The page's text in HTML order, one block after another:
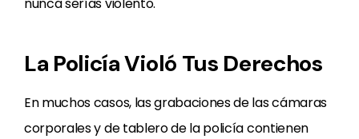
nunca serías violento.
La Policía Violó Tus Derechos
En muchos casos, las grabaciones de las cámaras
corporales y de tablero de la policía contienen